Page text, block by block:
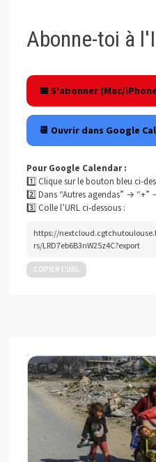
Abonne-toi à
📅 S'abonner (Mac/
📆 Ouvrir dans Google
Pour Google Calendar :
1️⃣ Clique sur le bouton bleu ci-
2️⃣ Dans “Autres agendas” → “+”
3️⃣ Colle l’URL ci-dessous :
https://
rs/LRD7eb6B3nW25z4C?export
COPIER L’URL